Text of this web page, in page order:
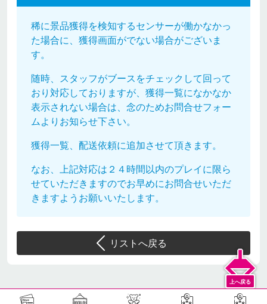
稀に景品獲得を検知するセンサーが働かなかっ
た場合に、獲得画面がでない場合がございま
す。
随時、スタッフがブースをチェックして回って
おり対応しておりますが、獲得一覧になかなか
表示されない場合は、念のためお問合せフォー
ムよりお知らせ下さい。
獲得一覧、配送依頼に追加させて頂きます。
なお、上記対応は２４時間以内のプレイに限ら
せていただきますのでお早めにお問合せいただ
きますようお願いいたします。
リストへ戻る